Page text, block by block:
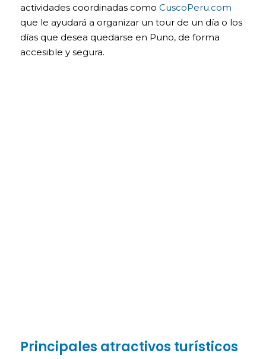
actividades coordinadas comoCuscoPeru.com
que le ayudará a organizar un tour de un día o los
días que desea quedarse en Puno, de forma
accesible y segura.
Principales atractivos turísticos